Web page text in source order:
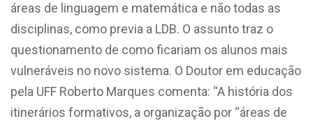
áreas de linguagem e matemática e não todas as
disciplinas, como previa a LDB. O assunto traz o
questionamento de como ficariam os alunos mais
vulneráveis no novo sistema. O Doutor em educação
pela UFF Roberto Marques comenta: “A história dos
itinerários formativos, a organização por “áreas de